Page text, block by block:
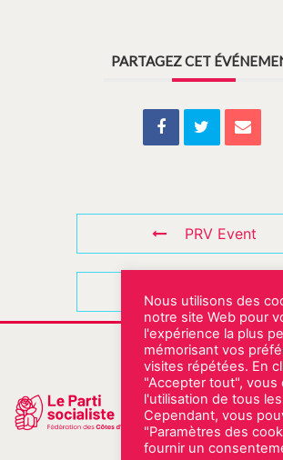
PARTAGEZ CET
PRV Event
NXT Event
Notre
Rue Abbé
22000
02 96
ESPACE
Nous utilisons des
notre site Web pour
l'expérience la plus
mémorisant vos
visites répétées. En
"Accepter tout", vous
l'utilisation de tous
Cependant, vous
"Paramètres des
fournir un